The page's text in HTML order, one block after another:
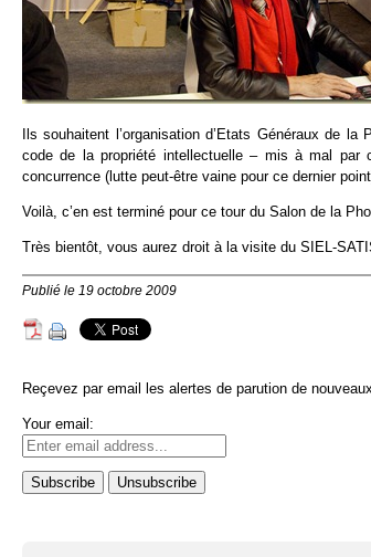
Ils souhaitent l’organisation d’Etats Généraux de
code de la propriété intellectuelle – mis à mal par
concurrence (lutte peut-être vaine pour ce dernier
Voilà, c’en est terminé pour ce tour du Salon de la
Très bientôt, vous aurez droit à la visite du SIEL-
Publié le 19 octobre 2009
Reçevez par email les alertes de parution de
Your email: